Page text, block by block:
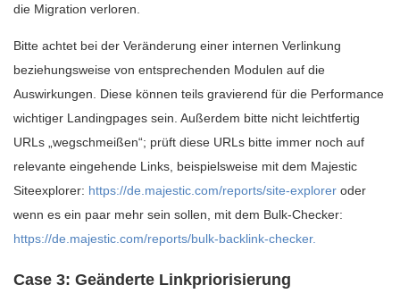
die Migration verloren.
Bitte achtet bei der Veränderung einer internen Verlinkung
beziehungsweise von entsprechenden Modulen auf die
Auswirkungen. Diese können teils gravierend für die Performance
wichtiger Landingpages sein. Außerdem bitte nicht leichtfertig
URLs „wegschmeißen“; prüft diese URLs bitte immer noch auf
relevante eingehende Links, beispielsweise mit dem Majestic
Siteexplorer: https://de.majestic.com/reports/site-explorer oder
wenn es ein paar mehr sein sollen, mit dem Bulk-Checker:
https://de.majestic.com/reports/bulk-backlink-checker.
Case 3: Geänderte Linkpriorisierung